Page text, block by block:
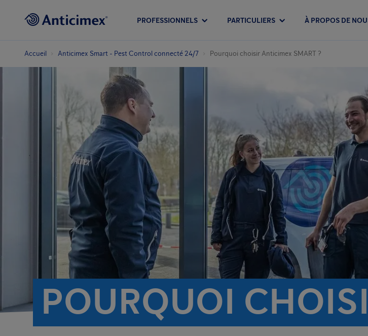
PROFESSIONNELS PARTICULIERS À PROPOS DE
Accueil Anticimex Smart - Pest Control connecté 24/7 Pourquoi choisir Anticimex SMART ?
POURQUOI